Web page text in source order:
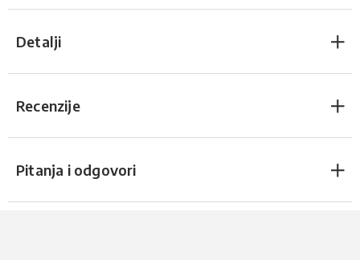
Detalji
Recenzije
Pitanja i odgovori